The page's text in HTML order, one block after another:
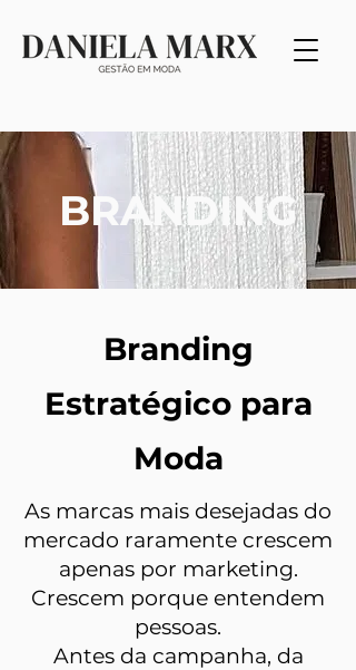
BRANDING
Branding
Estratégico para
Moda
As marcas mais desejadas do
mercado raramente crescem
apenas por marketing.
Crescem porque entendem
pessoas.
Antes da campanha, da